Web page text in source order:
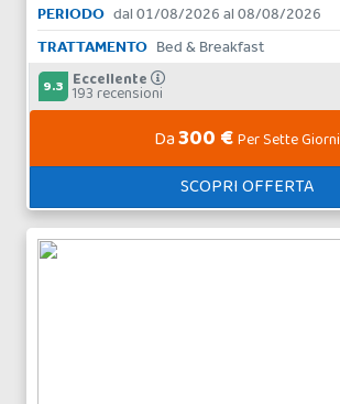
PERIODO dal 01/08/2026 al 08/08/2026
TRATTAMENTO Bed & Breakfast
9.3 Eccellente
193 recensioni
Da300 €Per Sette Giorni
SCOPRI OFFERTA